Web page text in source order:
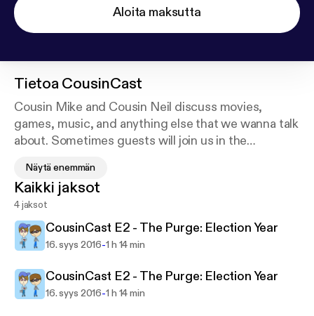
Aloita maksutta
Tietoa CousinCast
Cousin Mike and Cousin Neil discuss movies,
games, music, and anything else that we wanna talk
about. Sometimes guests will join us in the
and break it down the best we can and give our
overall thoughts about the topic.
Näytä enemmän
Kaikki jaksot
4 jaksot
CousinCast E2 - The Purge: Election Year
16. syys 2016-1 h 14 min
CousinCast E2 - The Purge: Election Year
16. syys 2016-1 h 14 min